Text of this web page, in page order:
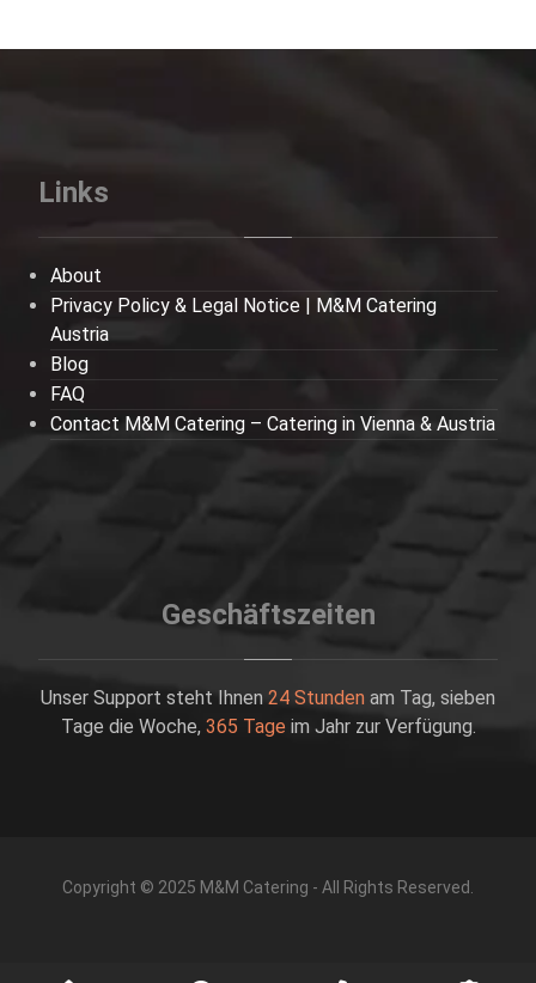
Links
About
Privacy Policy & Legal Notice | M&M Catering
Austria
Blog
FAQ
Contact M&M Catering – Catering in Vienna & Austria
Geschäftszeiten
Unser Support steht Ihnen 24 Stunden am Tag, sieben
Tage die Woche, 365 Tage im Jahr zur Verfügung.
Copyright © 2025 M&M Catering - All Rights Reserved.